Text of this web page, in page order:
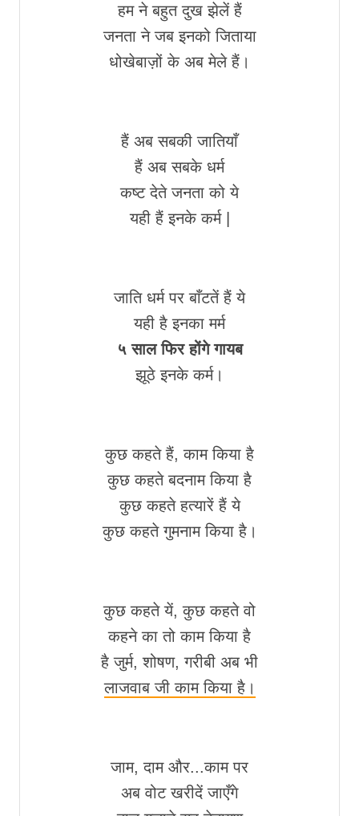
हम ने बहुत दुख झेलें हैं
जनता ने जब इनको जिताया
धोखेबाज़ों के अब मेले हैं।
हैं अब सबकी जातियाँ
हैं अब सबके धर्म
कष्ट देते जनता को ये
यही हैं इनके कर्म |
जाति धर्म पर बाँटतें हैं ये
यही है इनका मर्म
५ साल फिर होंगे गायब
झूठे इनके कर्म।
कुछ कहते हैं, काम किया है
कुछ कहते बदनाम किया है
कुछ कहते हत्यारें हैं ये
कुछ कहते गुमनाम किया है।
कुछ कहते यें, कुछ कहते वो
कहने का तो काम किया है
है जुर्म, शोषण, गरीबी अब भी
लाजवाब जी काम किया है।
जाम, दाम और...काम पर
अब वोट खरीदें जाएँगे